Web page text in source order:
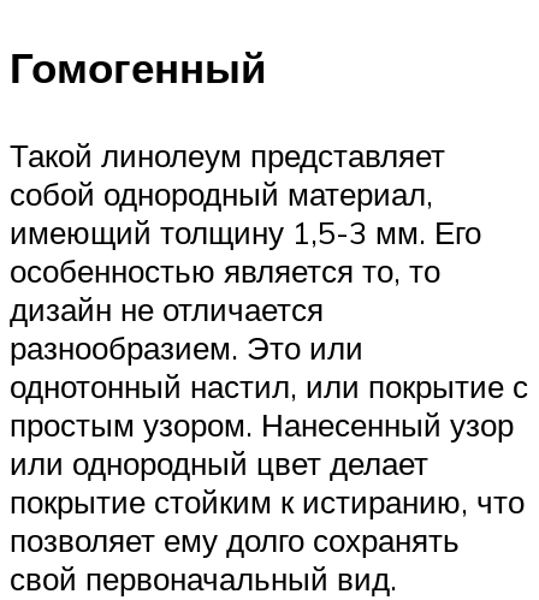
Гомогенный
Такой линолеум представляет
собой однородный материал,
имеющий толщину 1,5-3 мм. Его
особенностью является то, то
дизайн не отличается
разнообразием. Это или
однотонный настил, или покрытие с
простым узором. Нанесенный узор
или однородный цвет делает
покрытие стойким к истиранию, что
позволяет ему долго сохранять
свой первоначальный вид.